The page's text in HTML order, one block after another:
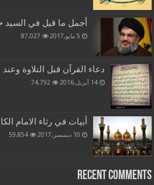
أجمل ما قيل في السيد
5 مايو,2017 87,027
دعاء القرآن قبل التلاوة وعند
14 أبريل,2016 74,792
أبيات في رثاء الامام
10 ديسمبر,2017 59,854
Recent Comments